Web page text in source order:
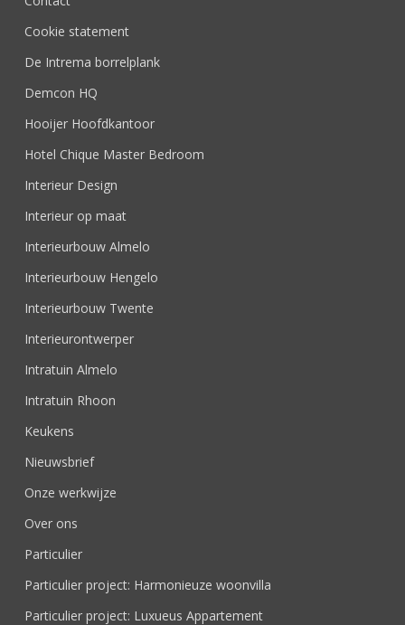
Cookie statement
De Intrema borrelplank
Demcon HQ
Hooijer Hoofdkantoor
Hotel Chique Master Bedroom
Interieur Design
Interieur op maat
Interieurbouw Almelo
Interieurbouw Hengelo
Interieurbouw Twente
Interieurontwerper
Intratuin Almelo
Intratuin Rhoon
Keukens
Nieuwsbrief
Onze werkwijze
Over ons
Particulier
Particulier project: Harmonieuze woonvilla
Particulier project: Luxueus Appartement